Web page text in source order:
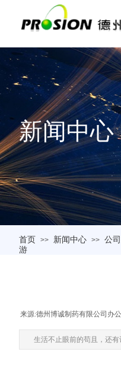
新闻中心
首页 >> 新闻中心 >> 公
游
来源:德州博诚制药有限公司办
生活不止眼前的苟且，还